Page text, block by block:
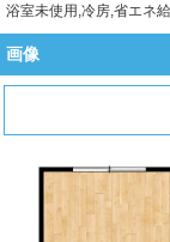
浴室未使用,冷房,省エネ
画像